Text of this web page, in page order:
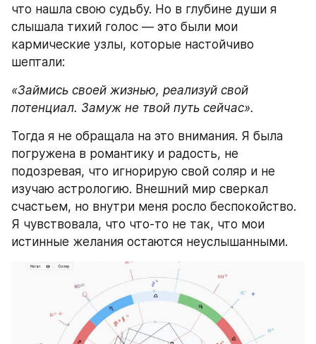
что нашла свою судьбу. Но в глубине души я
слышала тихий голос — это были мои
кармические узлы, которые настойчиво
шептали:
«Займись своей жизнью, реализуй свой
потенциал. Замуж не твой путь сейчас».
Тогда я не обращала на это внимания. Я была
погружена в романтику и радость, не
подозревая, что игнорирую свой соляр и не
изучаю астрологию. Внешний мир сверкал
счастьем, но внутри меня росло беспокойство.
Я чувствовала, что что-то не так, что мои
истинные желания остаются неуслышанными.